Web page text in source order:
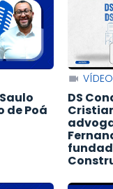
de Poá
DS